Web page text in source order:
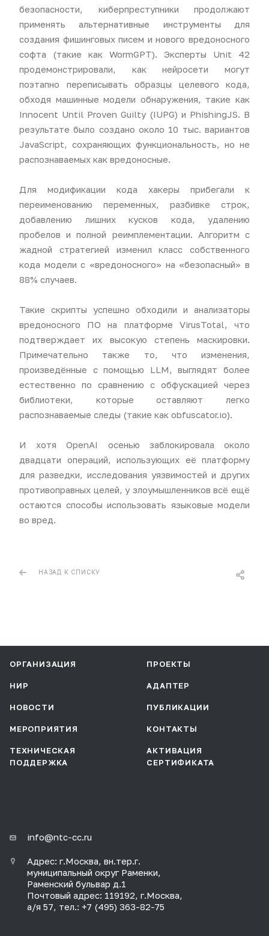
безопасности, киберпреступники продолжают
применять альтернативные инструменты для
создания фишинговых писем и нового вредоносного
софта (такие как WormGPT). Эксперты Unit 42
продемонстрировали, как нейросети могут
поэтапно переписывать образцы целевого кода,
обходя машинные модели обнаружения, такие как
Innocent Until Proven Guilty (IUPG) и PhishingJS. В
результате было создано около 10 тыс. вариантов
JavaScript, сохраняющих функциональность, но не
распознаваемых как вредоносные.
Для модификации кода хакеры прибегали к
переименованию переменных, разбивке строк,
добавлению лишних кусков кода, удалению
пробелов и полной реимплементации. Алгоритм с
жадной стратегией изменил класс собственного
кода модели с «вредоносного» на «безопасный» в
88% случаев.
Такие скрипты успешно обходили и анализаторы
вредоносного ПО на платформе VirusTotal, что
подтверждает их высокую степень маскировки.
Примечательно также то, что изменения,
произведённые с помощью LLM, выглядят более
естественно по сравнению с обфускацией через
библиотеки, которые оставляют легко
распознаваемые следы (такие как obfuscator.io).
И хотя OpenAI осенью заблокировала около
двадцати операций, использующих её платформу
для разведки, исследования уязвимостей и других
противоправных целей, у злоумышленников всё ещё
остаются способы использовать языковые модели
во вред.
НАЗАД К СПИСКУ
ОРГАНИЗАЦИЯ ПРОЕКТЫ
НИР АДАПТЕР
НОВОСТИ ПУБЛИКАЦИИ
МЕРОПРИЯТИЯ КОНТАКТЫ
ТЕХНИЧЕСКАЯ
ПОДДЕРЖКА
АКТИВАЦИЯ
СЕРТИФИКАТА
info@ntc-cc.ru
Адрес: г.Москва, вн.тер.г.
муниципальный округ Раменки,
Раменский бульвар д.1
Почтовый адрес: 119192, г.Москва,
а/я 57, тел.: +7 (495) 363-82-75